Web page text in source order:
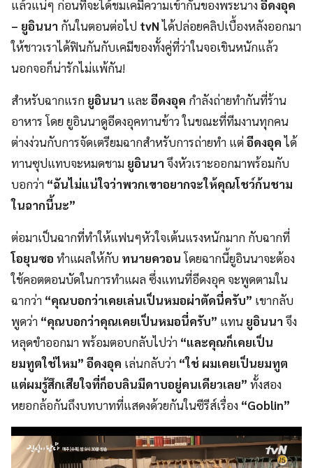
แล้วแน่ๆ ก่อนที่จะได้ชมเคมีความเข้ากันของพระนางอีดงอุค
– ยูอินนา กันในตอนต่อไป tvNได้ปล่อยคลิปเบื้องหลังออกมา
ให้ชาวเราได้ฟินกันกับเคมีของทั้งคู่ที่ว่าในจอเขินหนักแล้ว
นอกจอก็น่ารักไม่แพ้กัน!
สำหรับฉากแรก ยูอินนา และ อีดงอุค กำลังถ่ายทำกันที่ร้าน
อาหาร โดย ยูอินนาดูอีดงอุคทานข้าว ในขณะที่ทีมงานทุกคน
ต่างง่วนกับการจัดเตรียมฉากสำหรับการถ่ายทำ แต่อีดงอุคได้
ทานซุปแทบจะหมดชาม ยูอินนาจึงหัวเราะออกมาพร้อมกับ
บอกว่า “ฉันไม่แน่ใจว่าพวกเขาอยากจะให้คุณโชว์ก้นชาม
ในฉากนี้นะ”
ต่อมาเป็นฉากที่ทำให้แฟนๆหัวใจเต้นแรงหนักมาก กับฉากที่
โอยุนซอ ทำแผลให้กับ ทนายควอนโดยฉากนี้ยูอินนาจะต้อง
ใช้คอตตอนบัดในการทำแผล ซึ่งแทนที่อีดงอุค จะพูดตามใน
ฉากว่า “คุณบอกว่าเคยเล่นเป็นหมอผ่าตัดนี่ครับ” เขากลับ
พูดว่า “คุณบอกว่าคุณเคยเป็นหมอนี่ครับ” แทน ยูอินนาจึง
หลุดขำออกมา พร้อมตอบกลับไปว่า “และคุณก็เคยเป็น
ยมทูตใช่ไหม” อีดงอุค เล่นกลับว่า “ใช่ ผมเคยเป็นยมทูต
แต่ผมรู้สึกเสียใจที่ก็อบลินมีดาบอยู่คนเดียวเลย” ทั้งสอง
หยอกล้อกันถึงบทบาทที่แสดงด้วยกันในซีรีส์เรื่อง “Goblin”